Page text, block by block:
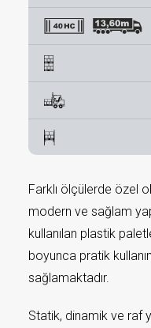
Farklı ölçülerde özel
modern ve sağlam
kullanılan plastik
boyunca pratik
sağlamaktadır.
Statik, dinamik ve raf